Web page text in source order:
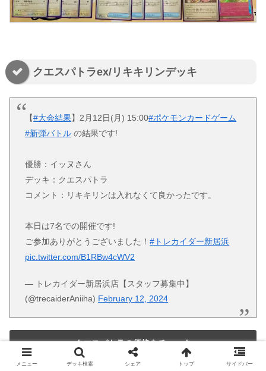
クエスパトラex/リキキリンデッキ
【#大会結果】2月12日(月) 15:00#ポケモンカードゲーム
#新弾バトル の結果です!
優勝：イッヌさん
デッキ：クエスパトラ
コメント：リキキリンは入れなくて良かったです。
本日は7名での開催です!
ご参加ありがとうございました！#トレカイダー新居浜
pic.twitter.com/B1RBw4cWV2
— トレカイダー新居浜店【スタッフ募集中】
(@trecaiderAniiha) February 12, 2024
クエスパトラの価格をチェック
メニュー デッキ検索 シェア トップ サイドバー